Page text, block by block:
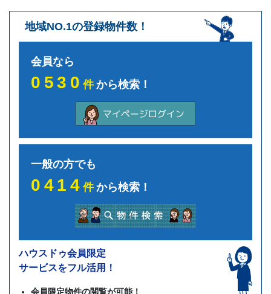
地域NO.1の登録物件数！
会員なら
0530件から検索！
一般の方でも
0414件から検索！
ハウスドゥ会員限定
サービスをフル活用！
会員限定物件の閲覧が可能！